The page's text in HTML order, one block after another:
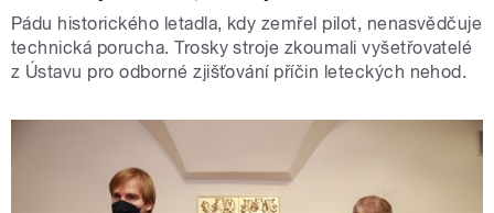
Pádu historického letadla, kdy zemřel pilot, nenasvědčuje
technická porucha. Trosky stroje zkoumali vyšetřovatelé
z Ústavu pro odborné zjišťování příčin leteckých nehod.